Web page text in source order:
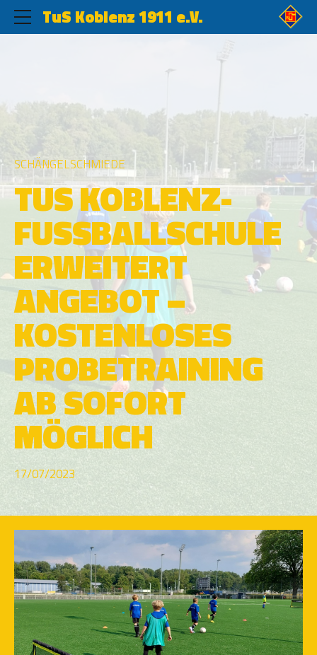
TuS Koblenz 1911 e.V.
SCHÄNGELSCHMIEDE
TUS KOBLENZ-
FUSSBALLSCHULE E
RWEITERT A
NGEBOT – K
OSTENLOSES P
ROBETRAINING A
B SOFORT M
ÖGLICH
17/07/2023